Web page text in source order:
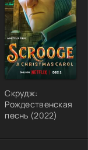
Скрудж:
Рождественская
песнь (2022)